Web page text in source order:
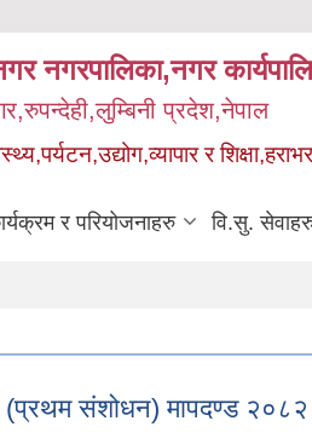
नगरपालिका,नगर
प्रदेश,नेपाल
र
र परियोजनाहरु वि.सु.
(प्रथम संशोधन) मापदण्ड २०८२